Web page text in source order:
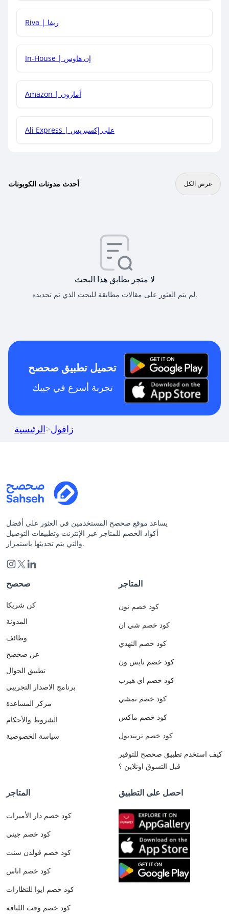
هل يمكنني جمع كود خصم مع العروض الأخرى؟
Riva | ريفا
In-House | إن هاوس
Amazon | أمازون
Ali Express | علي إكسبريس
أحدث مدونات الكوبونات عرض الكل
لا متجر يطابق هذا البحث
لم يتم العثور على مقالات مطابقة للبحث الذي تم تحديده.
تحميل تطبيق صحصح
تجربة أسرع في جيبك
الرئيسية>زافول
يساعد موقع صحصح المستخدمين في العثور على أفضل
أكواد الخصم للمتاجر عبر الإنترنت وتطبيقات التوصيل
والتي يتم تحديثها باستمرار.
صحصح
كن شريكا
المدونة
وظائف
عن صحصح
تطبيق الجوال
برنامج الاصدار التجريبي
مركز المساعدة
الشروط والأحكام
سياسة الخصوصية
المتاجر
كود خصم نون
كود خصم شي ان
كود خصم النهدي
كود خصم نايس ون
كود خصم اي هيرب
كود خصم نمشي
كود خصم ماكس
كود خصم ترينديول
كيف استخدم تطبيق صحصح للتوفير
قبل التسوق اونلاين ؟
المتاجر
كود خصم دار الأميرات
كود خصم جيني
كود خصم قولدن سنت
كود خصم اناس
كود خصم ايوا للنظارات
كود خصم وقت اللياقة
احصل على التطبيق